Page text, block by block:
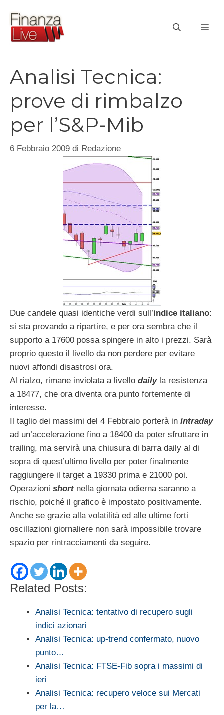
contenuto
Analisi Tecnica:
prove di rimbalzo
per l’S&P-Mib
6 Febbraio 2009 di Redazione
Due candele quasi identiche verdi sull’indice italiano:
si sta provando a ripartire, e per ora sembra che il
supporto a 17600 possa spingere in alto i prezzi. Sarà
proprio questo il livello da non perdere per evitare
nuovi affondi disastrosi ora.
Al rialzo, rimane inviolata a livello dailyla resistenza
a 18477, che ora diventa ora punto fortemente di
interesse.
Il taglio dei massimi del 4 Febbraio porterà in intraday
ad un’accelerazione fino a 18400 da poter sfruttare in
trailing, ma servirà una chiusura di barra daily al di
sopra di quest’ultimo livello per poter finalmente
raggiungere il target a 19330 prima e 21000 poi.
Operazioni shortnella giornata odierna saranno a
rischio, poiché il grafico è impostato positivamente.
Anche se grazie alla volatilità ed alle ultime forti
oscillazioni giornaliere non sarà impossibile trovare
spazio per rintracciamenti da seguire.
Related Posts:
Analisi Tecnica: tentativo di recupero sugli
indici azionari
Analisi Tecnica: up-trend confermato, nuovo
punto…
Analisi Tecnica: FTSE-Fib sopra i massimi di
ieri
Analisi Tecnica: recupero veloce sui Mercati
per la…